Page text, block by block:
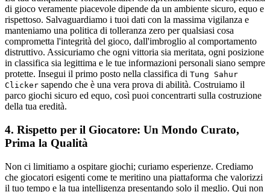
di gioco veramente piacevole dipende da un ambiente sicuro, equo e
rispettoso. Salvaguardiamo i tuoi dati con la massima vigilanza e
manteniamo una politica di tolleranza zero per qualsiasi cosa
comprometta l'integrità del gioco, dall'imbroglio al comportamento
distruttivo. Assicuriamo che ogni vittoria sia meritata, ogni posizione
in classifica sia legittima e le tue informazioni personali siano sempre
protette. Insegui il primo posto nella classifica di Tung Sahur
Clicker sapendo che è una vera prova di abilità. Costruiamo il
parco giochi sicuro ed equo, così puoi concentrarti sulla costruzione
della tua eredità.
4. Rispetto per il Giocatore: Un Mondo Curato,
Prima la Qualità
Non ci limitiamo a ospitare giochi; curiamo esperienze. Crediamo
che giocatori esigenti come te meritino una piattaforma che valorizzi
il tuo tempo e la tua intelligenza presentando solo il meglio. Qui non